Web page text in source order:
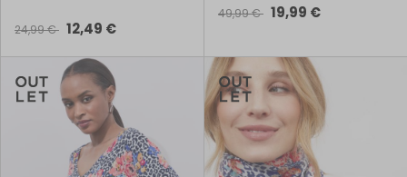
24,99 € 12,49 €
49,99 € 19,99 €